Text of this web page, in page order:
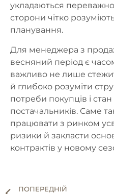
укладаються переважно
сторони чітко
планування.
Для менеджера з
весняний період є
важливо не лише
й глибоко розуміти
потреби покупців і стан
постачальників. Саме
працювати з ринком
ризики й закласти
контрактів у новому
ПОПЕРЕДНІЙ